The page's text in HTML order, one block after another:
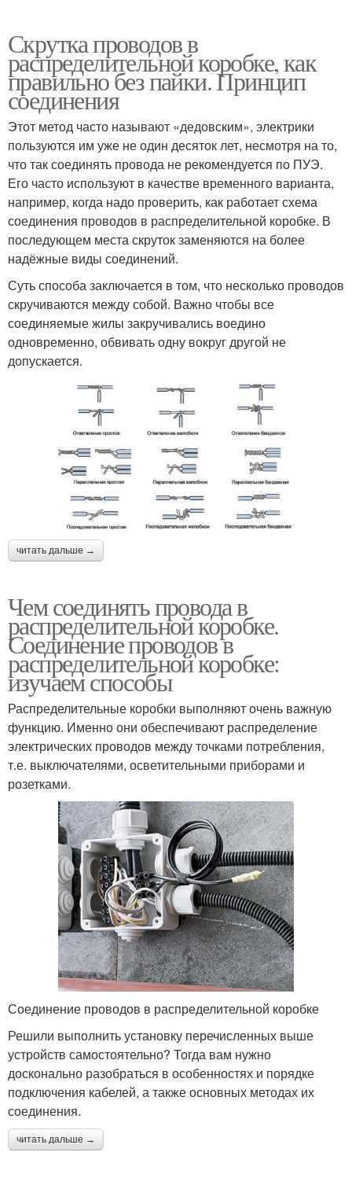
Скрутка проводов в
распределительной коробке, как
правильно без пайки. Принцип
соединения
Этот метод часто называют «дедовским», электрики
пользуются им уже не один десяток лет, несмотря на то,
что так соединять провода не рекомендуется по ПУЭ.
Его часто используют в качестве временного варианта,
например, когда надо проверить, как работает схема
соединения проводов в распределительной коробке. В
последующем места скруток заменяются на более
надёжные виды соединений.
Суть способа заключается в том, что несколько проводов
скручиваются между собой. Важно чтобы все
соединяемые жилы закручивались воедино
одновременно, обвивать одну вокруг другой не
допускается.
читать дальше →
Чем соединять провода в
распределительной коробке.
Соединение проводов в
распределительной коробке:
изучаем способы
Распределительные коробки выполняют очень важную
функцию. Именно они обеспечивают распределение
электрических проводов между точками потребления,
т.е. выключателями, осветительными приборами и
розетками.
Соединение проводов в распределительной коробке
Решили выполнить установку перечисленных выше
устройств самостоятельно? Тогда вам нужно
досконально разобраться в особенностях и порядке
подключения кабелей, а также основных методах их
соединения.
читать дальше →